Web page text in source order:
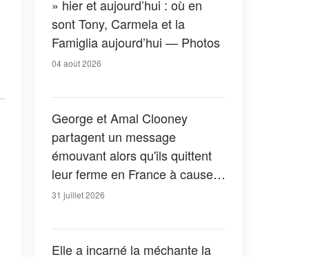
» hier et aujourd’hui : où en
sont Tony, Carmela et la
Famiglia aujourd’hui — Photos
04 août 2026
George et Amal Clooney
partagent un message
émouvant alors qu'ils quittent
leur ferme en France à cause
des feux de forêt — Tous les
31 juillet 2026
Elle a incarné la méchante la